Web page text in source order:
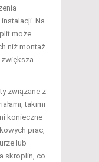
Na
może
niż montaż
związane z
takimi
konieczne
prac,
lub
skroplin, co